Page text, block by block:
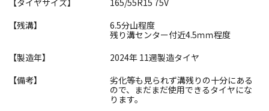
【残溝】
6.5分山程度
残り溝センター付近4.5ｍｍ程度
【製造年】
2024年 11週製造タイヤ
【備考】
劣化等も見られず溝残りの十分にある
ので、まだまだ使用できるタイヤにな
ります。